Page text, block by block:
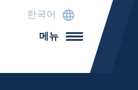
한국어
메뉴